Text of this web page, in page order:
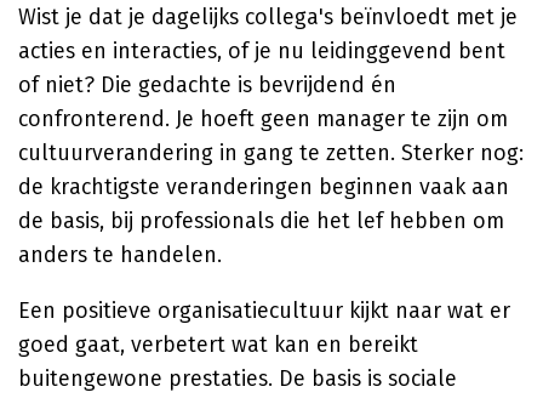
Wist je dat je dagelijks collega's beïnvloedt met je
acties en interacties, of je nu leidinggevend bent
of niet? Die gedachte is bevrijdend én
confronterend. Je hoeft geen manager te zijn om
cultuurverandering in gang te zetten. Sterker nog:
de krachtigste veranderingen beginnen vaak aan
de basis, bij professionals die het lef hebben om
anders te handelen.
Een positieve organisatiecultuur kijkt naar wat er
goed gaat, verbetert wat kan en bereikt
buitengewone prestaties. De basis is sociale